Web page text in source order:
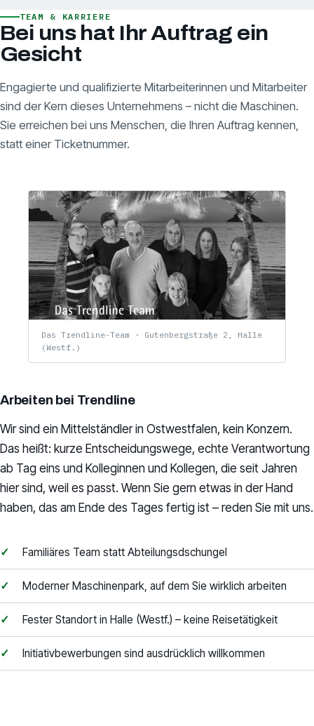
TEAM & KARRIERE
Bei uns hat Ihr Auftrag ein
Gesicht
Engagierte und qualifizierte Mitarbeiterinnen und Mitarbeiter
sind der Kern dieses Unternehmens – nicht die Maschinen.
Sie erreichen bei uns Menschen, die Ihren Auftrag kennen,
statt einer Ticketnummer.
Das Trendline-Team · Gutenbergstraße 2, Halle
(Westf.)
Arbeiten bei Trendline
Wir sind ein Mittelständler in Ostwestfalen, kein Konzern.
Das heißt: kurze Entscheidungswege, echte Verantwortung
ab Tag eins und Kolleginnen und Kollegen, die seit Jahren
hier sind, weil es passt. Wenn Sie gern etwas in der Hand
haben, das am Ende des Tages fertig ist – reden Sie mit uns.
Familiäres Team statt Abteilungsdschungel
Moderner Maschinenpark, auf dem Sie wirklich arbeiten
Fester Standort in Halle (Westf.) – keine Reisetätigkeit
Initiativbewerbungen sind ausdrücklich willkommen